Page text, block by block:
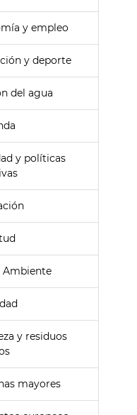
y empleo
y deporte
del agua
y políticas
Ambiente
y residuos
mayores